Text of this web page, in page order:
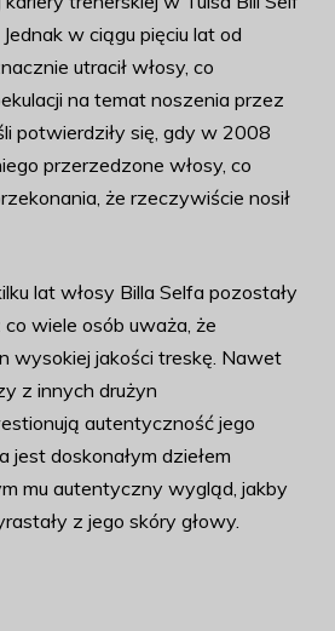
w ciągu pięciu lat od
utracił włosy, co
na temat noszenia przez
potwierdziły się, gdy w 2008
przerzedzone włosy, co
że rzeczywiście nosił
lat włosy Billa Selfa pozostały
wiele osób uważa, że
wysokiej jakości treskę. Nawet
z innych drużyn
autentyczność jego
jest doskonałym dziełem
mu autentyczny wygląd, jakby
z jego skóry głowy.